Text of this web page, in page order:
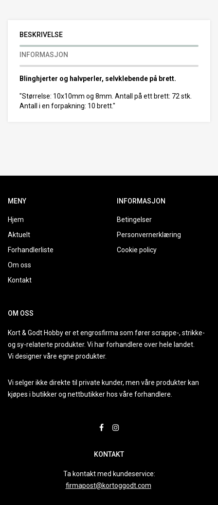
BESKRIVELSE
INFORMASJON
Blinghjerter og halvperler, selvklebende på brett.
"Størrelse: 10x10mm og 8mm. Antall på ett brett: 72 stk.
Antall i en forpakning: 10 brett."
MENY
Hjem
Aktuelt
Forhandlerliste
Om oss
Kontakt
INFORMASJON
Betingelser
Personvernerklæring
Cookie policy
OM OSS
Kort & Godt Hobby er et engrosfirma som fører scrappe-, strikke-
og sy-relaterte produkter. Vi har forhandlere over hele landet.
Vi designer våre egne produkter.
Vi selger ikke direkte til private kunder, men våre produkter kan
kjøpes i butikker og nettbutikker hos våre forhandlere.
KONTAKT
Ta kontakt med kundeservice:
firmapost@kortoggodt.com